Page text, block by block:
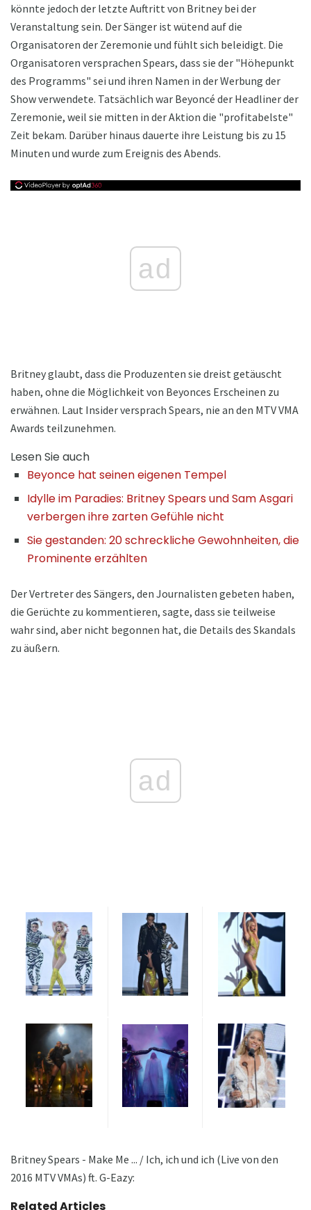
könnte jedoch der letzte Auftritt von Britney bei der
Veranstaltung sein. Der Sänger ist wütend auf die
Organisatoren der Zeremonie und fühlt sich beleidigt. Die
Organisatoren versprachen Spears, dass sie der "Höhepunkt
des Programms" sei und ihren Namen in der Werbung der
Show verwendete. Tatsächlich war Beyoncé der Headliner der
Zeremonie, weil sie mitten in der Aktion die "profitabelste"
Zeit bekam. Darüber hinaus dauerte ihre Leistung bis zu 15
Minuten und wurde zum Ereignis des Abends.
ad
Britney glaubt, dass die Produzenten sie dreist getäuscht
haben, ohne die Möglichkeit von Beyonces Erscheinen zu
erwähnen. Laut Insider versprach Spears, nie an den MTV VMA
Awards teilzunehmen.
Lesen Sie auch
Beyonce hat seinen eigenen Tempel
Idylle im Paradies: Britney Spears und Sam Asgari
verbergen ihre zarten Gefühle nicht
Sie gestanden: 20 schreckliche Gewohnheiten, die
Prominente erzählten
Der Vertreter des Sängers, den Journalisten gebeten haben,
die Gerüchte zu kommentieren, sagte, dass sie teilweise
wahr sind, aber nicht begonnen hat, die Details des Skandals
zu äußern.
ad
Britney Spears - Make Me ... / Ich, ich und ich (Live von den
2016 MTV VMAs) ft. G-Eazy:
Related Articles